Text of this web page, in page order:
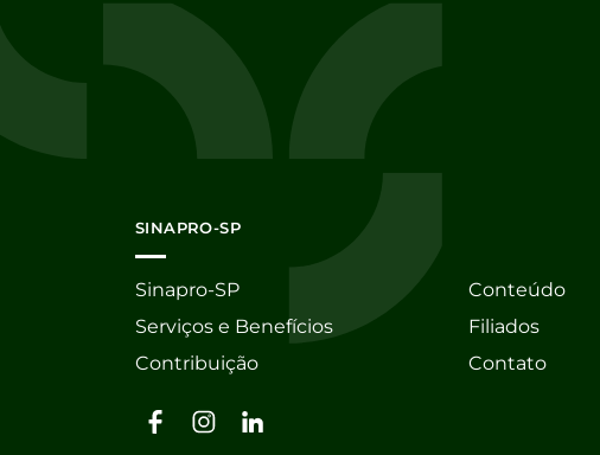
SINAPRO-SP
Sinapro-SP
Serviços e Benefícios
Contribuição
Conteúdo
Filiados
Contato